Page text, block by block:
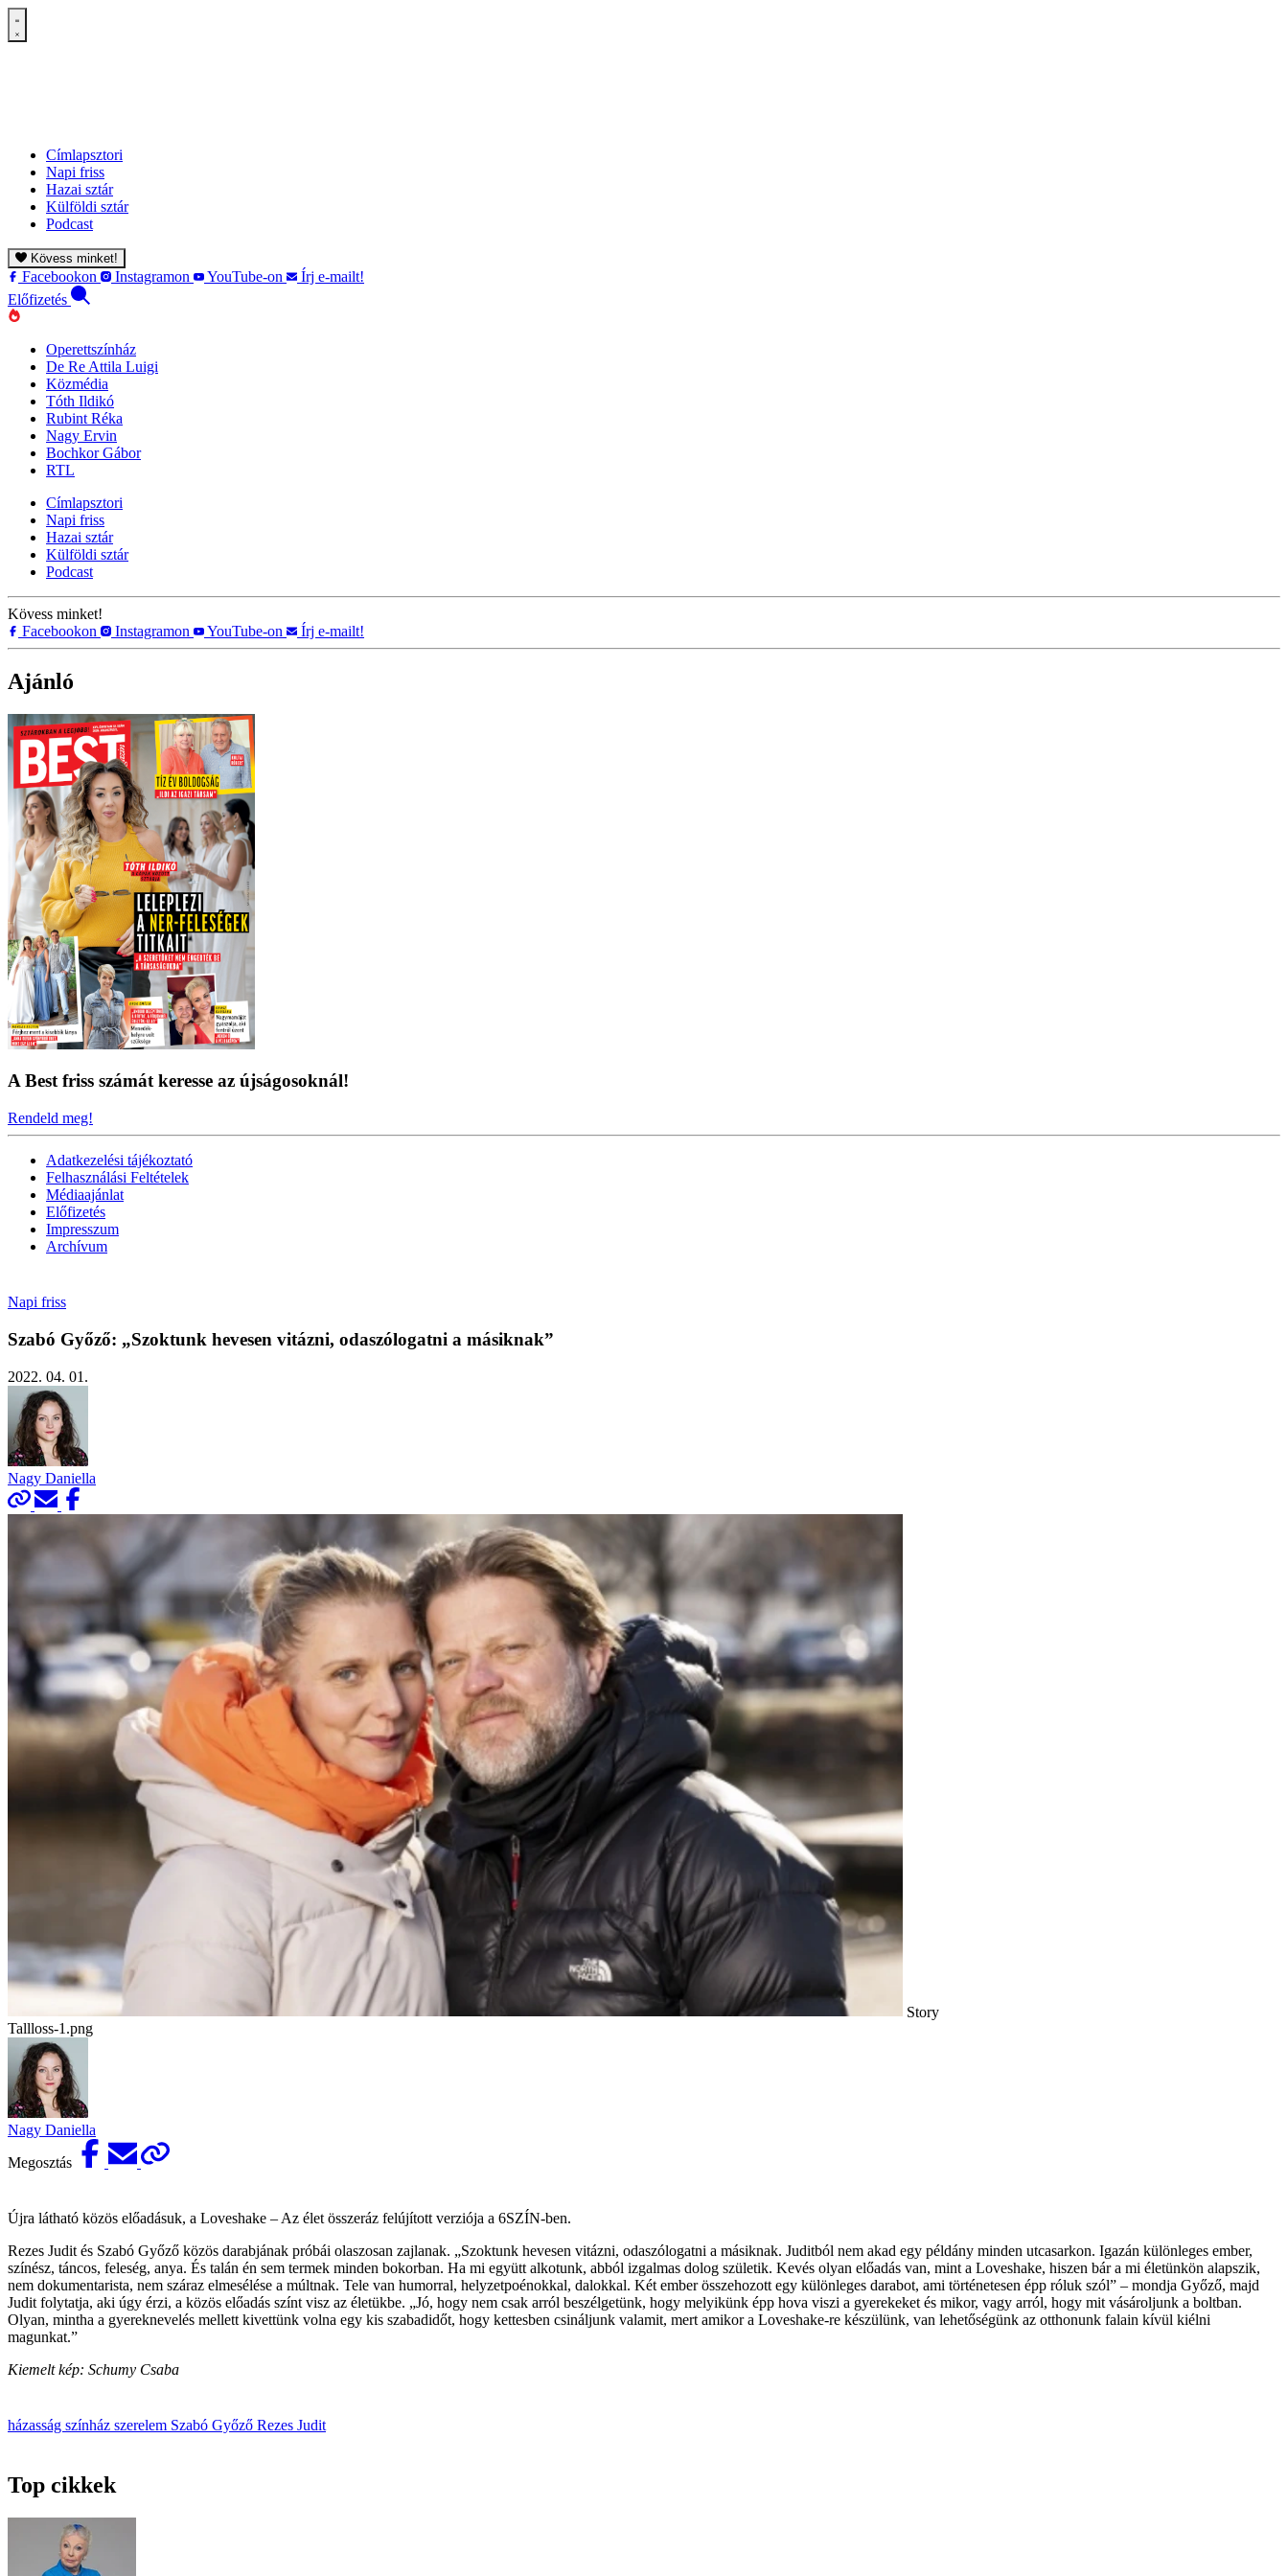
Címlapsztori
Napi friss
Hazai sztár
Külföldi sztár
Podcast
Kövess minket!
Facebookon Instagramon YouTube-on
Írj e-mailt!
Előfizetés
Operettszínház
De Re Attila Luigi
Közmédia
Tóth Ildikó
Rubint Réka
Nagy Ervin
Bochkor Gábor
RTL
Címlapsztori
Napi friss
Hazai sztár
Külföldi sztár
Podcast
Kövess minket!
Facebookon
Instagramon YouTube-on Írj e-mailt!
Ajánló
A Best friss számát keresse az újságosoknál!
Rendeld meg!
Adatkezelési tájékoztató
Felhasználási Feltételek
Médiaajánlat
Előfizetés
Impresszum
Archívum
Napi friss
Szabó Győző: „Szoktunk hevesen vitázni, odaszólogatni a másiknak”
2022. 04. 01.
Nagy Daniella
Story
Tallloss-1.png
Nagy Daniella
Megosztás
Újra látható közös előadásuk, a Loveshake – Az élet összeráz felújított verziója a 6SZÍN-ben.
Rezes Judit és Szabó Győző közös darabjának próbái olaszosan zajlanak. „Szoktunk hevesen vitázni, odaszólogatni a másiknak. Juditból nem akad egy példány minden utcasarkon. Igazán különleges ember,
színész, táncos, feleség, anya. És talán én sem termek minden bokorban. Ha mi együtt alkotunk, abból izgalmas dolog születik. Kevés olyan előadás van, mint a Loveshake, hiszen bár a mi életünkön alapszik,
nem dokumentarista, nem száraz elmesélése a múltnak. Tele van humorral, helyzetpoénokkal, dalokkal. Két ember összehozott egy különleges darabot, ami történetesen épp róluk szól” – mondja Győző, majd
Judit folytatja, aki úgy érzi, a közös előadás színt visz az életükbe. „Jó, hogy nem csak arról beszélgetünk, hogy melyikünk épp hova viszi a gyerekeket és mikor, vagy arról, hogy mit vásároljunk a boltban.
Olyan, mintha a gyereknevelés mellett kivettünk volna egy kis szabadidőt, hogy kettesben csináljunk valamit, mert amikor a Loveshake-re készülünk, van lehetőségünk az otthonunk falain kívül kiélni
magunkat.”
Kiemelt kép: Schumy Csaba
házasság színház szerelem Szabó Győző Rezes Judit
Top cikkek